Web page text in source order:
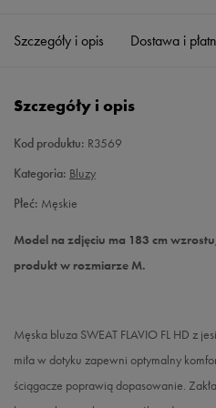
M Powiadom o dostępności
XXL
Szczegóły i opis Dostawa i
Szczegóły i opis
Kod produktu: R3569
Kategoria: Bluzy
Płeć: Męskie
Model na zdjęciu ma 183 cm
produkt w rozmiarze M.
Męska bluza SWEAT FLAVIO FL HD z
miła w dotyku zapewni optymalny
ściągacze poprawią dopasowanie.